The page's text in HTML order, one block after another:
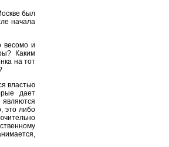
был
начала
весомо и
Каким
на тот
властью
дает
это либо